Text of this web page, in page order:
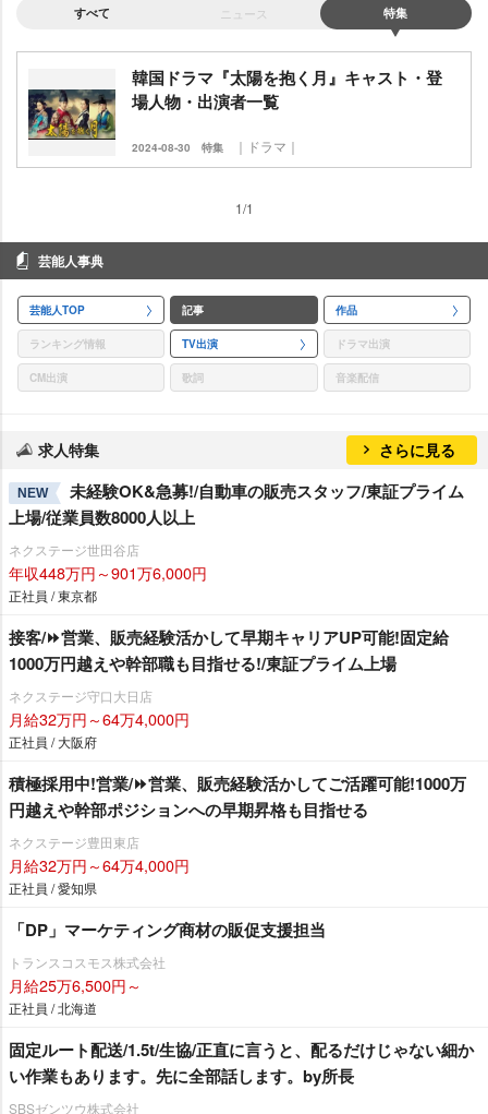
すべて ニュース 特集
韓国ドラマ『太陽を抱く月』キャスト・登
場人物・出演者一覧
2024-08-30 特集 ｜ドラマ｜
1/1
芸能人事典
芸能人TOP 記事 作品
ランキング情報 TV出演 ドラマ出演
CM出演 歌詞 音楽配信
求人特集 さらに見る
NEW
未経験OK&急募!/自動車の販売スタッフ/東証プライム
上場/従業員数8000人以上
ネクステージ世田谷店
年収448万円～901万6,000円
正社員 / 東京都
接客/⏩️営業、販売経験活かして早期キャリアUP可能!固定給
1000万円越えや幹部職も目指せる!/東証プライム上場
ネクステージ守口大日店
月給32万円～64万4,000円
正社員 / 大阪府
積極採用中!営業/⏩️営業、販売経験活かしてご活躍可能!1000万
円越えや幹部ポジションへの早期昇格も目指せる
ネクステージ豊田東店
月給32万円～64万4,000円
正社員 / 愛知県
「DP」マーケティング商材の販促支援担当
トランスコスモス株式会社
月給25万6,500円～
正社員 / 北海道
固定ルート配送/1.5t/生協/正直に言うと、配るだけじゃない細か
い作業もあります。先に全部話します。by所長
SBSゼンツウ株式会社